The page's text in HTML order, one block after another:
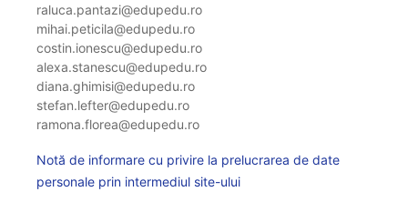
raluca.pantazi@edupedu.ro
mihai.peticila@edupedu.ro
costin.ionescu@edupedu.ro
alexa.stanescu@edupedu.ro
diana.ghimisi@edupedu.ro
stefan.lefter@edupedu.ro
ramona.florea@edupedu.ro
Notă de informare cu privire la prelucrarea de date
personale prin intermediul site-ului